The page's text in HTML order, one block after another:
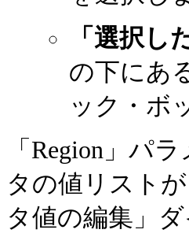
「選択
の下にあ
ック・ボ
「Region」パ
タの値リスト
タ値の編集」